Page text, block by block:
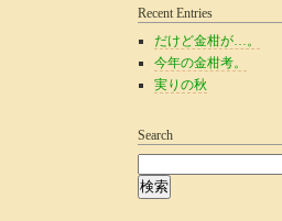
Recent Entries
だけど金柑が…。
今年の金柑考。
実りの秋
Search